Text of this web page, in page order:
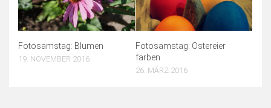
Fotosamstag: Blumen
19. NOVEMBER 2016
Fotosamstag: Ostereier
färben
26. MÄRZ 2016